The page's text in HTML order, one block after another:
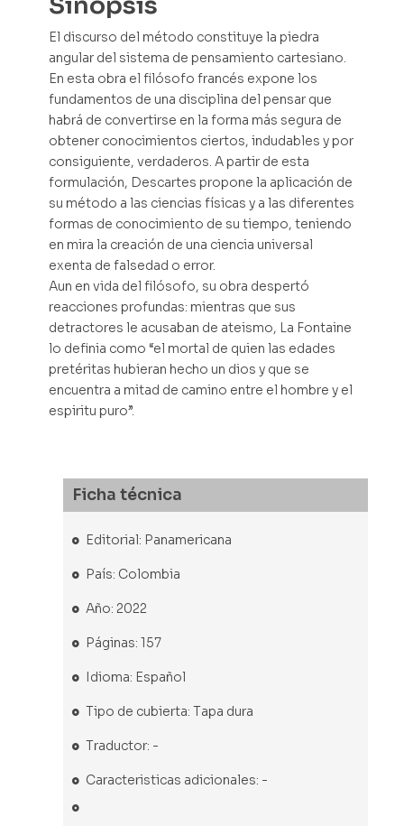
El discurso del método constituye la piedra
angular del sistema de pensamiento cartesiano.
En esta obra el filósofo francés expone los
fundamentos de una disciplina del pensar que
habrá de convertirse en la forma más segura de
obtener conocimientos ciertos, indudables y por
consiguiente, verdaderos. A partir de esta
formulación, Descartes propone la aplicación de
su método a las ciencias físicas y a las diferentes
formas de conocimiento de su tiempo, teniendo
en mira la creación de una ciencia universal
exenta de falsedad o error.
Aun en vida del filósofo, su obra despertó
reacciones profundas: mientras que sus
detractores le acusaban de ateismo, La Fontaine
lo definia como “el mortal de quien las edades
pretéritas hubieran hecho un dios y que se
encuentra a mitad de camino entre el hombre y el
espiritu puro”.
Ficha técnica
Editorial: Panamericana
País: Colombia
Año: 2022
Páginas: 157
Idioma: Español
Tipo de cubierta: Tapa dura
Traductor: -
Caracteristicas adicionales: -